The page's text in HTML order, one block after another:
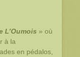
L’Oumois » où
à la
en pédalos,